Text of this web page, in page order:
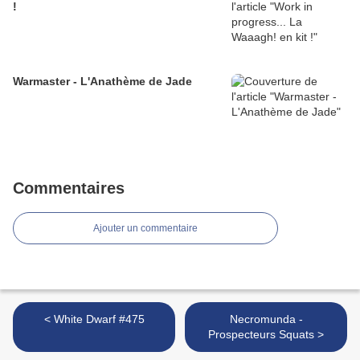
!
Warmaster - L'Anathème de Jade
Commentaires
Ajouter un commentaire
< White Dwarf #475
Necromunda -
Prospecteurs Squats >